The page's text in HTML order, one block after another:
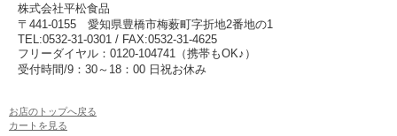
株式会社平松食品
〒441-0155
愛知県豊橋市梅薮町字折地2番地の1
TEL:0532-31-0301 / FAX:0532-31-4625
フリーダイヤル：0120-104741（携帯もOK♪）
受付時間/9：30～18：00 日祝お休み
お店のトップへ戻る
カートを見る